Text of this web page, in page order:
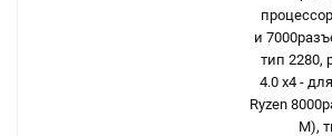
и
тип 2280,
4.0 x4 -
Ryzen
M),